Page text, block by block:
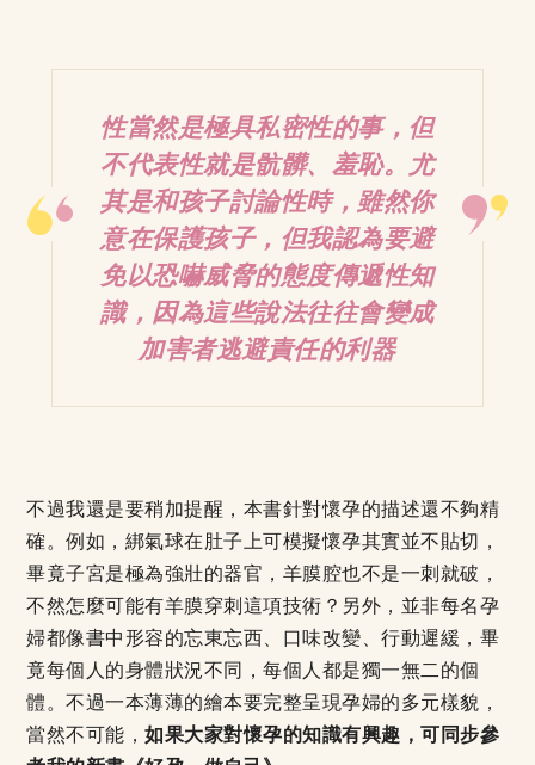
性當然是極具私密性的事，但
不代表性就是骯髒、羞恥。尤
其是和孩子討論性時，雖然你
意在保護孩子，但我認為要避
免以恐嚇威脅的態度傳遞性知
識，因為這些說法往往會變成
加害者逃避責任的利器
不過我還是要稍加提醒，本書針對懷孕的描述還不夠精
確。例如，綁氣球在肚子上可模擬懷孕其實並不貼切，
畢竟子宮是極為強壯的器官，羊膜腔也不是一刺就破，
不然怎麼可能有羊膜穿刺這項技術？另外，並非每名孕
婦都像書中形容的忘東忘西、口味改變、行動遲緩，畢
竟每個人的身體狀況不同，每個人都是獨一無二的個
體。不過一本薄薄的繪本要完整呈現孕婦的多元樣貌，
當然不可能，如果大家對懷孕的知識有興趣，可同步參